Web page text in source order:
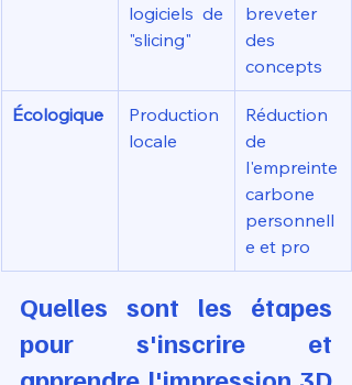
logiciels de
"slicing"
breveter
des
concepts
Écologique
Production
locale
Réduction
de
l'empreinte
carbone
personnell
e et pro
Quelles sont les étapes
pour s'inscrire et